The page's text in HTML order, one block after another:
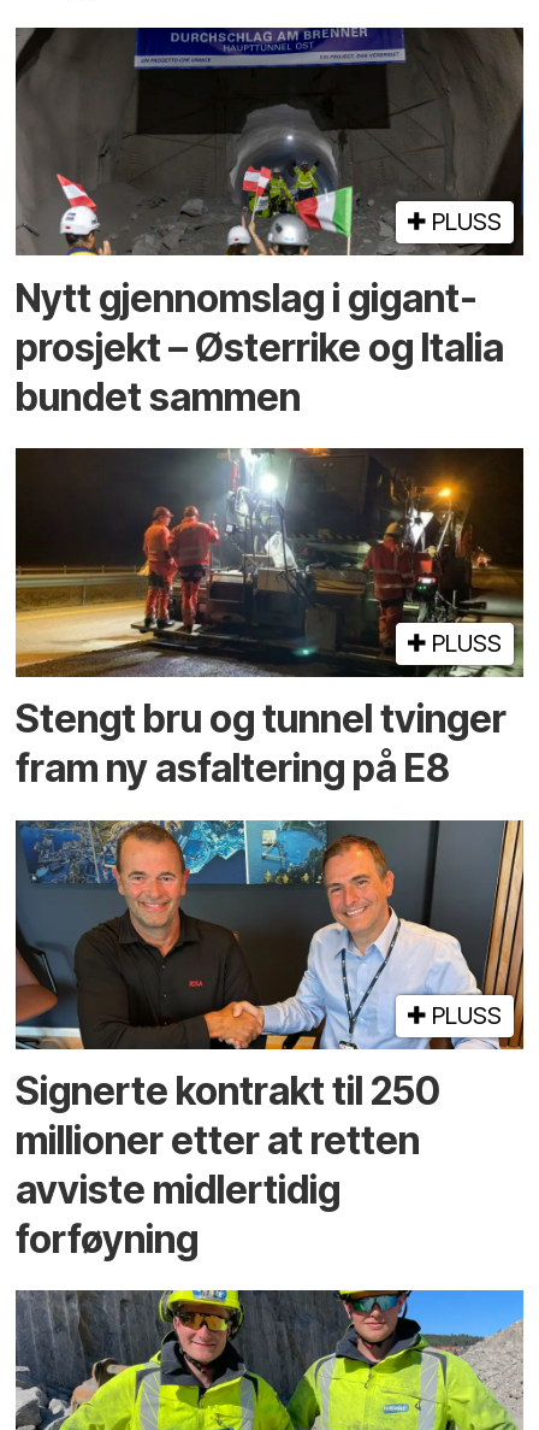
PLUSS
Nytt gjennomslag i gigant­
prosjekt – Østerrike og Italia
bundet sammen
PLUSS
Stengt bru og tunnel tvinger
fram ny asfaltering på E8
PLUSS
Signerte kontrakt til 250
millioner etter at retten
avviste midlertidig
forføyning